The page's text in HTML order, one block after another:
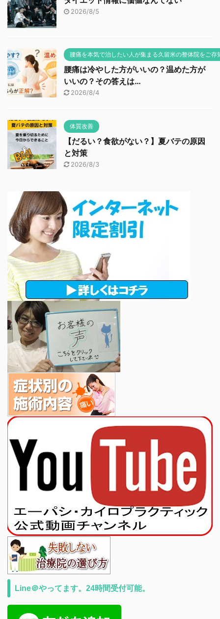
2026/8/5
腰痛を本気で治したい人が集まる久留米の整体院をご存
腰痛は冷やした方がいいの？温めた方が
いいの？その答えは…
2026/8/4
体質改善
【だるい？食欲がない？】夏バテの原因
と対策
2026/8/3
Line＠やってます。24時間受付可能。